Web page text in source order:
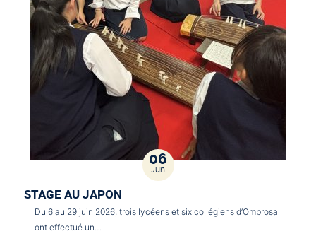
06
Jun
STAGE AU JAPON
Du 6 au 29 juin 2026, trois lycéens et six collégiens d’Ombrosa
ont effectué un…